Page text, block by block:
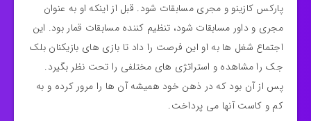
پارکس کازینو و مجری مسابقات شود. قبل از اینکه او به عنوان
مجری و داور مسابقات شود، تنظیم کننده مسابقات قمار بود. این
اجتماع شغل ها به او این فرصت را داد تا بازی های بازیکنان بلک
جک را مشاهده و استراتژی های مختلفی را تحت نظر بگیرد.
پس از آن بود که در ذهن خود همیشه آن ها را مرور کرده و به
کم و کاست آنها می پرداخت.